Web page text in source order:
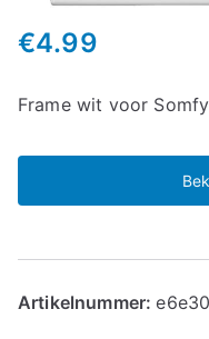
€4.99
Frame wit voor
Artikelnummer: